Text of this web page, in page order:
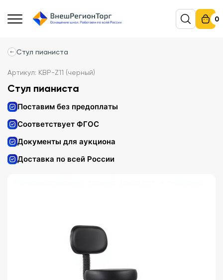
0
Стул пианиста
Артикул: КВР-Z11 (черный)
Стул пианиста
Поставим без предоплаты
Соответствует ФГОС
Документы для аукциона
Доставка по всей России